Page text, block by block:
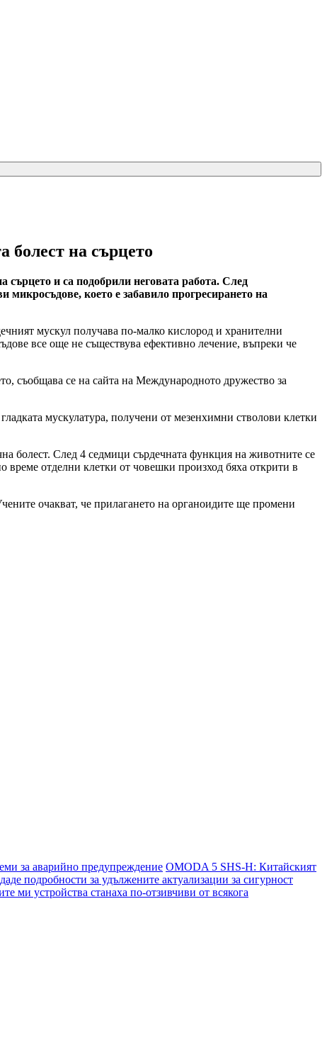
болест на сърцето
сърцето и са подобрили неговата работа. След
което е забавило прогресирането на
мускул получава по-малко кислород и хранителни
все още не съществува ефективно лечение, въпреки че
съобщава се на сайта на Международното дружество за
мускулатура, получени от мезенхимни стволови клетки
болест. След 4 седмици сърдечната функция на животните се
време отделни клетки от човешки произход бяха открити в
очакват, че прилагането на органоидите ще промени
за аварийно предупреждение OMODA 5 SHS-H: Китайският
подробности за удължените актуализации за сигурност
ми устройства станаха по-отзивчиви от всякога